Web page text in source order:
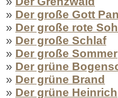
» Der große Gott Pan
» Der große rote
» Der große Schlaf
» Der große Sommer
» Der grüne
» Der grüne Brand
» Der grüne Heinrich